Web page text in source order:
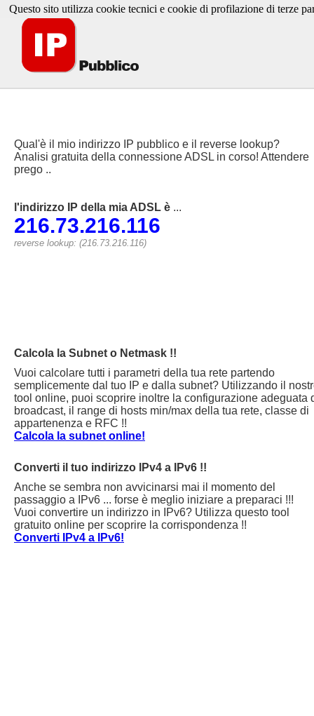
Qual'è il mio indirizzo IP pubblico e il reverse lookup?
Analisi gratuita della connessione ADSL in corso! Attendere
prego ..
l'indirizzo IP della mia ADSL è ...
216.73.216.116
reverse lookup: (216.73.216.116)
Calcola la Subnet o Netmask !!
Vuoi calcolare tutti i parametri della tua rete partendo
semplicemente dal tuo IP e dalla subnet? Utilizzando il
tool online, puoi scoprire inoltre la configurazione adeguata
broadcast, il range di hosts min/max della tua rete, classe di
appartenenza e RFC !!
Calcola la subnet online!
Converti il tuo indirizzo IPv4 a IPv6 !!
Anche se sembra non avvicinarsi mai il momento del
passaggio a IPv6 ... forse è meglio iniziare a preparaci !!!
Vuoi convertire un indirizzo in IPv6? Utilizza questo tool
gratuito online per scoprire la corrispondenza !!
Converti IPv4 a IPv6!
Questo sito utilizza cookie tecnici e cookie di profilazione di terze